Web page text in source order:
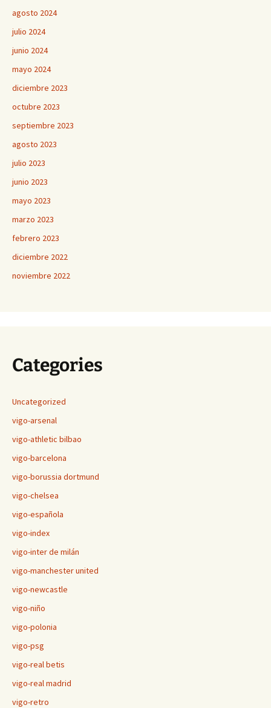
agosto 2024
julio 2024
junio 2024
mayo 2024
diciembre 2023
octubre 2023
septiembre 2023
agosto 2023
julio 2023
junio 2023
mayo 2023
marzo 2023
febrero 2023
diciembre 2022
noviembre 2022
Categories
Uncategorized
vigo-arsenal
vigo-athletic bilbao
vigo-barcelona
vigo-borussia dortmund
vigo-chelsea
vigo-española
vigo-index
vigo-inter de milán
vigo-manchester united
vigo-newcastle
vigo-niño
vigo-polonia
vigo-psg
vigo-real betis
vigo-real madrid
vigo-retro